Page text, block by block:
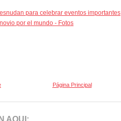
para celebrar eventos importantes
por el mundo - Fotos
Página Principal
AQUI: